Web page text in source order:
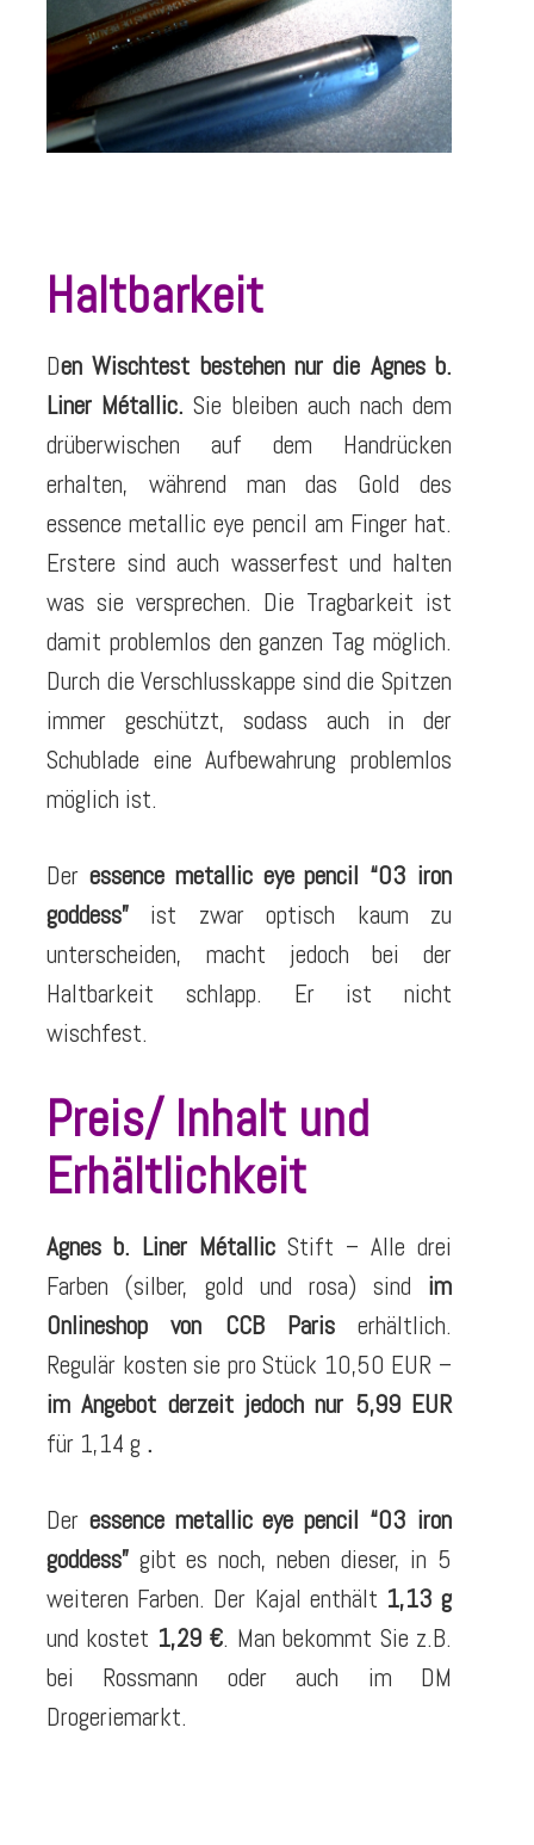
Haltbarkeit
Den Wischtest bestehen nur die Agnes b.
Liner Métallic. Sie bleiben auch nach dem
drüberwischen auf dem Handrücken
erhalten, während man das Gold des
essence metallic eye pencil am Finger hat.
Erstere sind auch wasserfest und halten
was sie versprechen. Die Tragbarkeit ist
damit problemlos den ganzen Tag möglich.
Durch die Verschlusskappe sind die Spitzen
immer geschützt, sodass auch in der
Schublade eine Aufbewahrung problemlos
möglich ist.
Der essence metallic eye pencil “03 iron
goddess” ist zwar optisch kaum zu
unterscheiden, macht jedoch bei der
Haltbarkeit schlapp. Er ist nicht
wischfest.
Preis/ Inhalt und
Erhältlichkeit
Agnes b. Liner Métallic Stift – Alle drei
Farben (silber, gold und rosa) sind im
Onlineshop von CCB Paris erhältlich.
Regulär kosten sie pro Stück 10,50 EUR –
im Angebot derzeit jedoch nur 5,99 EUR
für 1,14 g .
Der essence metallic eye pencil “03 iron
goddess” gibt es noch, neben dieser, in 5
weiteren Farben. Der Kajal enthält 1,13 g
und kostet 1,29 €. Man bekommt Sie z.B.
bei Rossmann oder auch im DM
Drogeriemarkt.